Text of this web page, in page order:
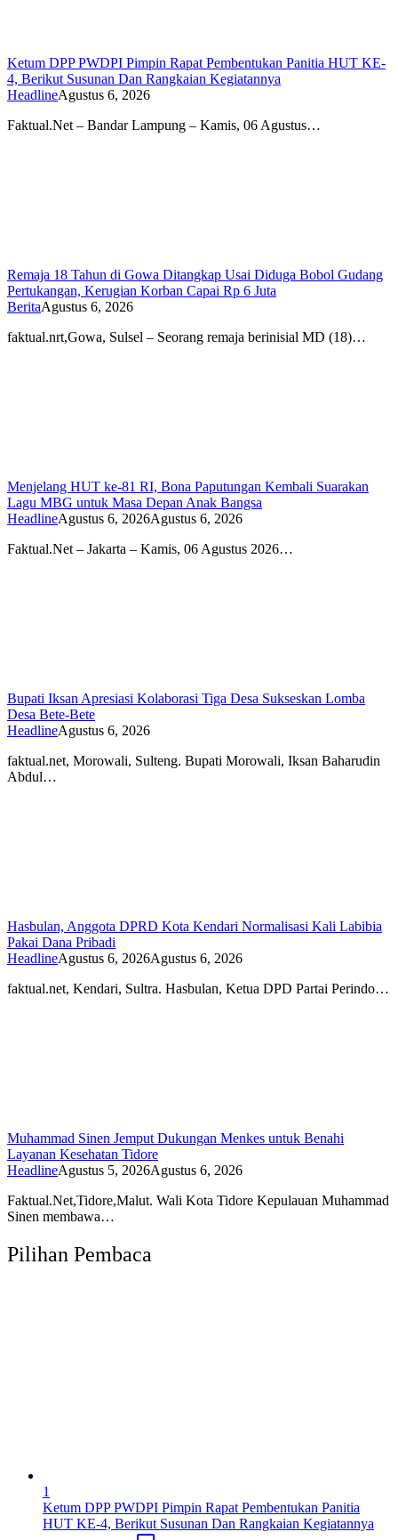
Ketum DPP PWDPI Pimpin Rapat Pembentukan Panitia HUT KE-
4, Berikut Susunan Dan Rangkaian Kegiatannya
HeadlineAgustus 6, 2026
Faktual.Net – Bandar Lampung – Kamis, 06 Agustus…
Remaja 18 Tahun di Gowa Ditangkap Usai Diduga Bobol Gudang
Pertukangan, Kerugian Korban Capai Rp 6 Juta
BeritaAgustus 6, 2026
faktual.nrt,Gowa, Sulsel – Seorang remaja berinisial MD (18)…
Menjelang HUT ke-81 RI, Bona Paputungan Kembali Suarakan
Lagu MBG untuk Masa Depan Anak Bangsa
HeadlineAgustus 6, 2026Agustus 6, 2026
Faktual.Net – Jakarta – Kamis, 06 Agustus 2026…
Bupati Iksan Apresiasi Kolaborasi Tiga Desa Sukseskan Lomba
Desa Bete-Bete
HeadlineAgustus 6, 2026
faktual.net, Morowali, Sulteng. Bupati Morowali, Iksan Baharudin
Abdul…
Hasbulan, Anggota DPRD Kota Kendari Normalisasi Kali Labibia
Pakai Dana Pribadi
HeadlineAgustus 6, 2026Agustus 6, 2026
faktual.net, Kendari, Sultra. Hasbulan, Ketua DPD Partai Perindo…
Muhammad Sinen Jemput Dukungan Menkes untuk Benahi
Layanan Kesehatan Tidore
HeadlineAgustus 5, 2026Agustus 6, 2026
Faktual.Net,Tidore,Malut. Wali Kota Tidore Kepulauan Muhammad
Sinen membawa…
Pilihan Pembaca
1
Ketum DPP PWDPI Pimpin Rapat Pembentukan Panitia
HUT KE-4, Berikut Susunan Dan Rangkaian Kegiatannya